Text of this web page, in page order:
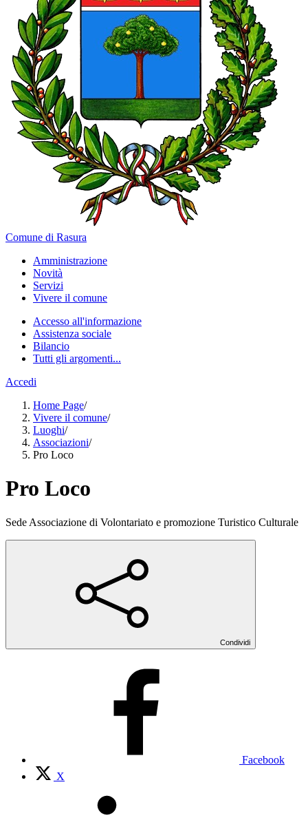
Comune di Rasura
Amministrazione
Novità
Servizi
Vivere il comune
Accesso all'informazione
Assistenza sociale
Bilancio
Tutti gli argomenti...
Accedi
Home Page/
Vivere il comune/
Luoghi/
Associazioni/
Pro Loco
Pro Loco
Sede Associazione di Volontariato e promozione Turistico Culturale
Condividi
Facebook
X